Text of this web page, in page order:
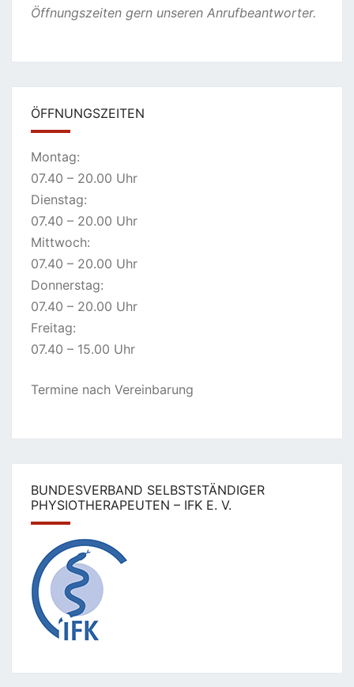
Öffnungszeiten gern unseren Anrufbeantworter.
ÖFFNUNGSZEITEN
Montag:
07.40 – 20.00 Uhr
Dienstag:
07.40 – 20.00 Uhr
Mittwoch:
07.40 – 20.00 Uhr
Donnerstag:
07.40 – 20.00 Uhr
Freitag:
07.40 – 15.00 Uhr
Termine nach Vereinbarung
BUNDESVERBAND SELBSTSTÄNDIGER
PHYSIOTHERAPEUTEN – IFK E. V.